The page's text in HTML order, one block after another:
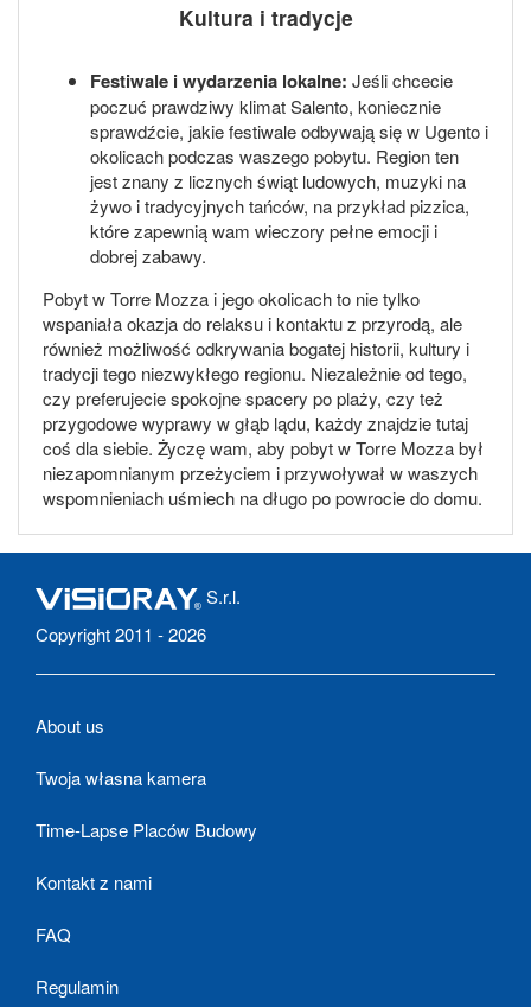
Kultura i tradycje
Festiwale i wydarzenia lokalne: Jeśli chcecie
poczuć prawdziwy klimat Salento, koniecznie
sprawdźcie, jakie festiwale odbywają się w Ugento i
okolicach podczas waszego pobytu. Region ten
jest znany z licznych świąt ludowych, muzyki na
żywo i tradycyjnych tańców, na przykład pizzica,
które zapewnią wam wieczory pełne emocji i
dobrej zabawy.
Pobyt w Torre Mozza i jego okolicach to nie tylko
wspaniała okazja do relaksu i kontaktu z przyrodą, ale
również możliwość odkrywania bogatej historii, kultury i
tradycji tego niezwykłego regionu. Niezależnie od tego,
czy preferujecie spokojne spacery po plaży, czy też
przygodowe wyprawy w głąb lądu, każdy znajdzie tutaj
coś dla siebie. Życzę wam, aby pobyt w Torre Mozza był
niezapomnianym przeżyciem i przywoływał w waszych
wspomnieniach uśmiech na długo po powrocie do domu.
S.r.l.
Copyright 2011 - 2026
About us
Twoja własna kamera
Time-Lapse Placów Budowy
Kontakt z nami
FAQ
Regulamin